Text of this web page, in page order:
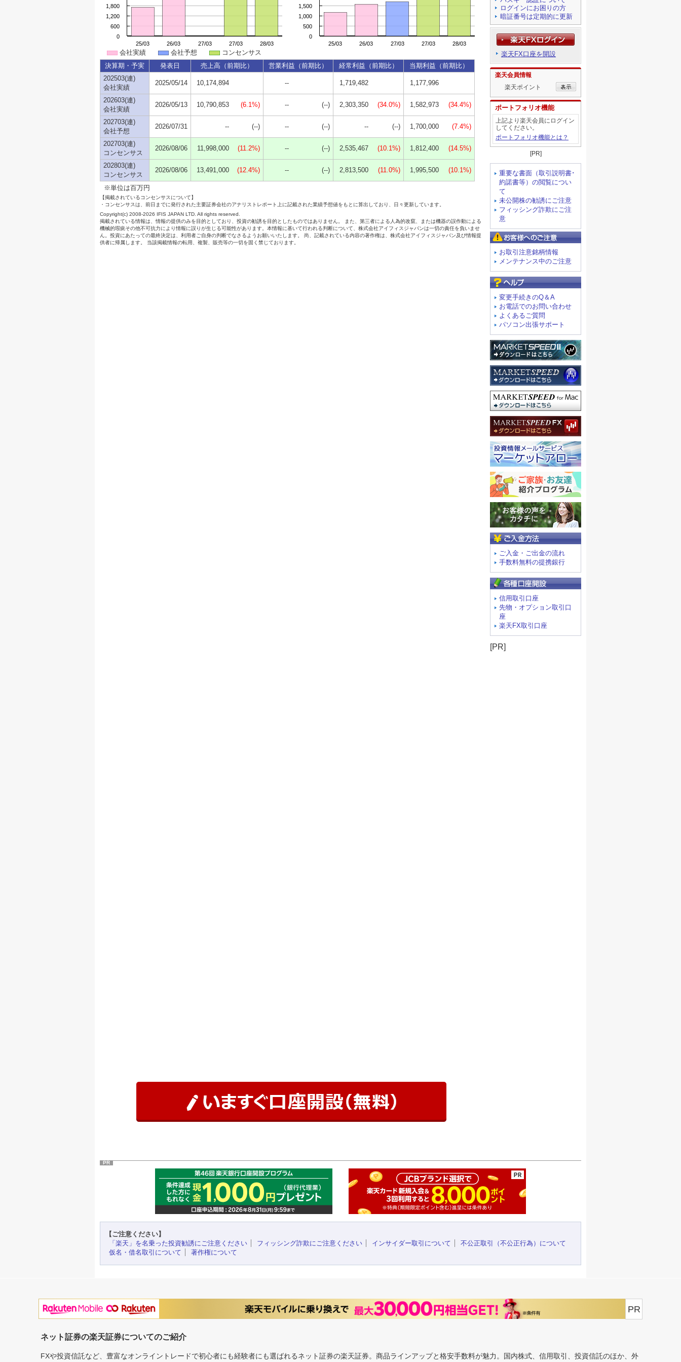
ログインにお困りの方
暗証番号は定期的に更新
楽天FX口座を開設
楽天会員情報
楽天ポイント
ポートフォリオ機能
上記より楽天会員にログイン
してください。
ポートフォリオ機能とは？
[PR]
重要な書面（取引説明書･
約諾書等）の閲覧につい
て
未公開株の勧誘にご注意
フィッシング詐欺にご注
意
お取引注意銘柄情報
メンテナンス中のご注意
変更手続きのQ＆A
お電話でのお問い合わせ
よくあるご質問
パソコン出張サポート
ご入金・ご出金の流れ
手数料無料の提携銀行
信用取引口座
先物・オプション取引口
座
楽天FX取引口座
[PR]
PR
【ご注意ください】
「楽天」を名乗った投資勧誘にご注意ください
フィッシング詐欺にご注意ください インサイダー取引について
不公正取引（不公正行為）について
仮名・借名取引について
著作権について
PR
ネット証券の楽天証券についてのご紹介
FXや投資信託など、豊富なオンライントレードで初心者にも経験者にも選ばれるネット証券の楽天証券。商品ラインアップと格安手数料が魅力。国内株式、信用取引、投資信託のほか、外